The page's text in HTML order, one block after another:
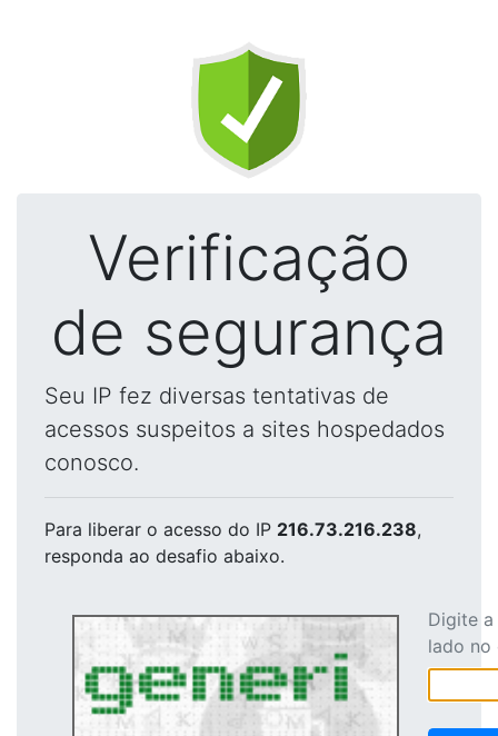
Verificação
de segurança
Seu IP fez diversas tentativas de
acessos suspeitos a sites hospedados
conosco.
Para liberar o acesso do IP 216.73.216.238,
responda ao desafio abaixo.
Digite
lado no